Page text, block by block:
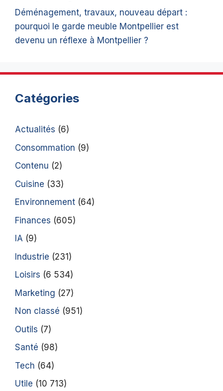
Déménagement, travaux, nouveau départ :
pourquoi le garde meuble Montpellier est
devenu un réflexe à Montpellier ?
Catégories
Actualités (6)
Consommation (9)
Contenu (2)
Cuisine (33)
Environnement (64)
Finances (605)
IA (9)
Industrie (231)
Loisirs (6 534)
Marketing (27)
Non classé (951)
Outils (7)
Santé (98)
Tech (64)
Utile (10 713)